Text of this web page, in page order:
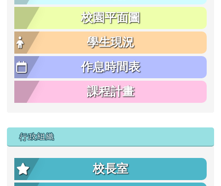
校園平面圖
學生現況
作息時間表
課程計畫
行政組織
校長室